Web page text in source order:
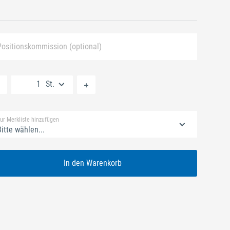
(optional)
St.
Merkliste hinzufügen
wählen...
In den Warenkorb